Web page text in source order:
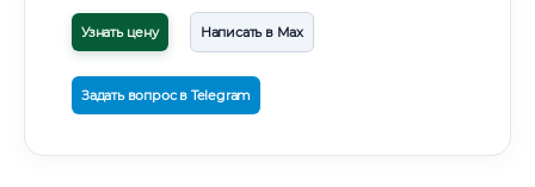
Узнать цену Написать в Max
Задать вопрос в Telegram